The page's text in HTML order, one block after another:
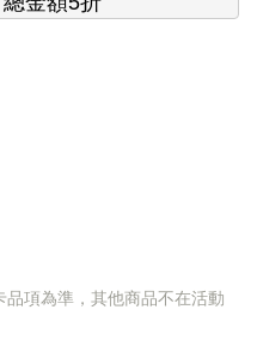
品項為準，其他商品不在活動